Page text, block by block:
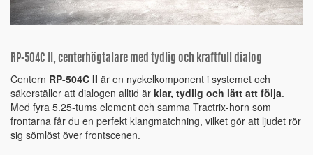
RP-504C II, centerhögtalare med tydlig och kraftfull dialog
Centern RP-504C II är en nyckelkomponent i systemet och
säkerställer att dialogen alltid är klar, tydlig och lätt att följa.
Med fyra 5.25-tums element och samma Tractrix-horn som
frontarna får du en perfekt klangmatchning, vilket gör att ljudet rör
sig sömlöst över frontscenen.